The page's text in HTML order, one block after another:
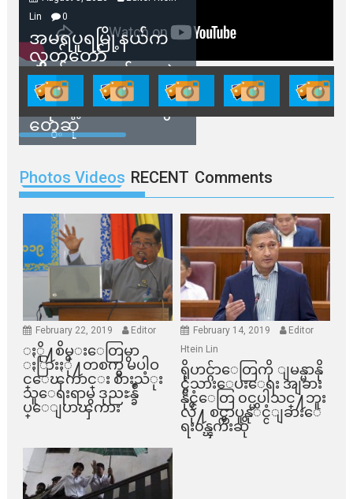
Lin
0
အမရပူရမြို့နယ်က
လွှတ်တော်
ကိုယ်စားလှယ်တွေနဲ့
နေအိမ်တွေဖျက်သိမ်း
ခံရမယ့် ဒေသခံတွေ
တွေ့ဆုံ
Photos Videos RECENT Comments
February 22, 2019 Editor
ႏို႔စိမ္းေတြမွာ
ႏြားႏို႔တစက္မွ မပါဝ
င္ေၾကာင္း စားသံုး
သူေရးရာမွ ဒုညႊန္ခ်ဳ
ပ္ေျပာၾကား
February 14, 2019
Editor
Htein Lin
ရိုဟင္ဂ်ာေတြကို ျမန္မာနို
င္ငံသားေပးေရး အျခား
နိုင္ငံေတြ ၀င္မပါသင္႔ဘူး
လို႔ စင္ကာပူနုိင္ငံျခားေ
ရး၀န္ၾကီးဆို